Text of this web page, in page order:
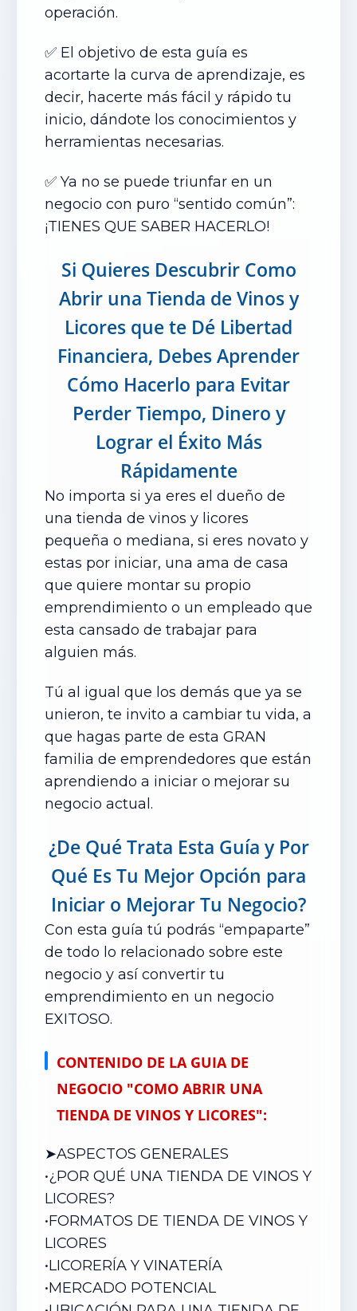
operación.
✅ El objetivo de esta guía es
acortarte la curva de aprendizaje, es
decir, hacerte más fácil y rápido tu
inicio, dándote los conocimientos y
herramientas necesarias.
✅ Ya no se puede triunfar en un
negocio con puro “sentido común”:
¡TIENES QUE SABER HACERLO!
Si Quieres Descubrir Como
Abrir una Tienda de Vinos y
Licores que te Dé Libertad
Financiera, Debes Aprender
Cómo Hacerlo para Evitar
Perder Tiempo, Dinero y
Lograr el Éxito Más
Rápidamente
No importa si ya eres el dueño de
una tienda de vinos y licores
pequeña o mediana, si eres novato y
estas por iniciar, una ama de casa
que quiere montar su propio
emprendimiento o un empleado que
esta cansado de trabajar para
alguien más.
Tú al igual que los demás que ya se
unieron, te invito a cambiar tu vida, a
que hagas parte de esta GRAN
familia de emprendedores que están
aprendiendo a iniciar o mejorar su
negocio actual.
¿De Qué Trata Esta Guía y Por
Qué Es Tu Mejor Opción para
Iniciar o Mejorar Tu Negocio?
Con esta guía tú podrás “empaparte”
de todo lo relacionado sobre este
negocio y así convertir tu
emprendimiento en un negocio
EXITOSO.
CONTENIDO DE LA GUIA DE
NEGOCIO "COMO ABRIR UNA
TIENDA DE VINOS Y LICORES":
➤ASPECTOS GENERALES
•¿POR QUÉ UNA TIENDA DE VINOS Y
LICORES?
•FORMATOS DE TIENDA DE VINOS Y
LICORES
•LICORERÍA Y VINATERÍA
•MERCADO POTENCIAL